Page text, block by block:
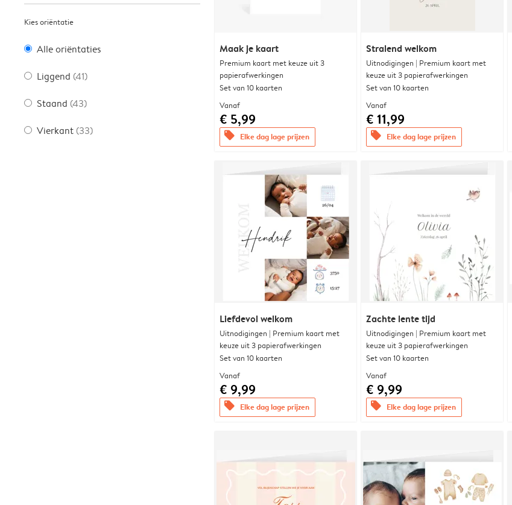
Kies oriëntatie
Alle oriëntaties
Liggend (41)
Staand (43)
Vierkant (33)
Maak je kaart
Premium kaart met keuze uit 3
papierafwerkingen
Set van 10 kaarten
Vanaf
€ 5,99
offers Elke dag lage prijzen
Stralend welkom
Uitnodigingen | Premium kaart met
keuze uit 3 papierafwerkingen
Set van 10 kaarten
Vanaf
€ 11,99
offers Elke dag lage prijzen
Liefdevol welkom
Uitnodigingen | Premium kaart met
keuze uit 3 papierafwerkingen
Set van 10 kaarten
Vanaf
€ 9,99
offers Elke dag lage prijzen
Zachte lente tijd
Uitnodigingen | Premium kaart met
keuze uit 3 papierafwerkingen
Set van 10 kaarten
Vanaf
€ 9,99
offers Elke dag lage prijzen